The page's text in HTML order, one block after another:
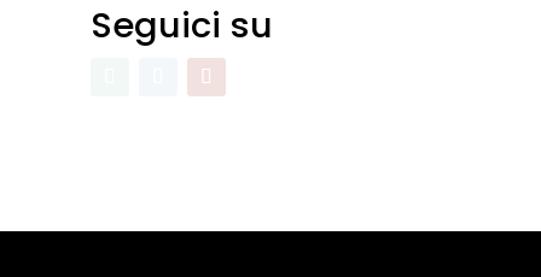
Seguici su